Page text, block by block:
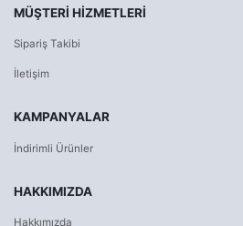
MÜŞTERI HIZMETLERI
Sipariş Takibi
İletişim
KAMPANYALAR
İndirimli Ürünler
HAKKIMIZDA
Hakkımızda